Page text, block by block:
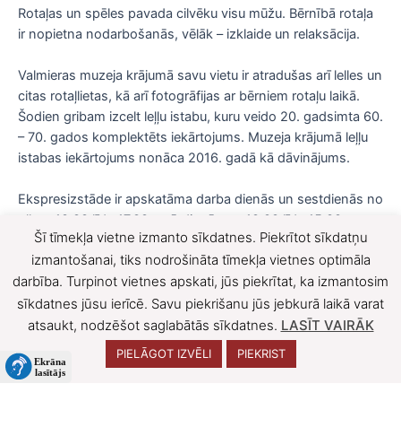
Rotaļas un spēles pavada cilvēku visu mūžu. Bērnībā rotaļa
ir nopietna nodarbošanās, vēlāk – izklaide un relaksācija.
Valmieras muzeja krājumā savu vietu ir atradušas arī lelles un
citas rotaļlietas, kā arī fotogrāfijas ar bērniem rotaļu laikā.
Šodien gribam izcelt leļļu istabu, kuru veido 20. gadsimta 60.
– 70. gados komplektēts iekārtojums. Muzeja krājumā leļļu
istabas iekārtojums nonāca 2016. gadā kā dāvinājums.
Ekspresizstāde ir apskatāma darba dienās un sestdienās no
plkst. 10.00 līdz 17.00, svētdienās no 10.00 līdz 15.00.
F
a
c
e
b
X
Šī tīmekļa vietne izmanto sīkdatnes. Piekrītot sīkdatņu
izmantošanai, tiks nodrošināta tīmekļa vietnes optimāla
darbība. Turpinot vietnes apskati, jūs piekrītat, ka izmantosim
sīkdatnes jūsu ierīcē. Savu piekrišanu jūs jebkurā laikā varat
atsaukt, nodzēšot saglabātās sīkdatnes. LASĪT VAIRĀK
PIELĀGOT IZVĒLI PIEKRIST